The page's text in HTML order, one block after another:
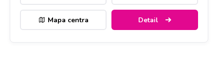
Mapa centra Detail